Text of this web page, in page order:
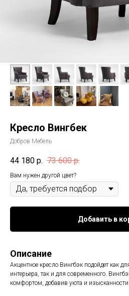
Кресло Вингбек
Добров Мебель
44 180 р. 73 600 р.
Вам нужен другой цвет?
Добавить в
Описание
Акцентное кресло Вингбэк подойдет как
интерьера, так и для современного.
комфортом, добавив уюта и